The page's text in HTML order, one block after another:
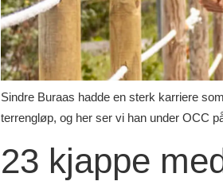
Sindre Buraas hadde en sterk karriere
terrengløp, og her ser vi han under OCC
23 kjappe